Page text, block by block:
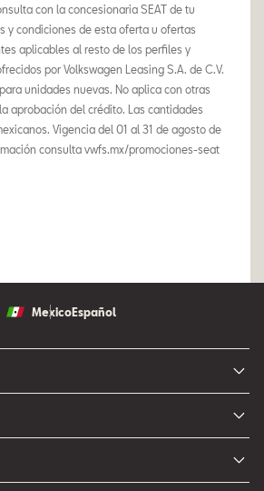
con la concesionaria SEAT de tu
y condiciones de esta oferta u ofertas
aplicables al resto de los perfiles y
por Volkswagen Leasing S.A. de C.V.
unidades nuevas. No aplica con otras
aprobación del crédito. Las cantidades
Vigencia del 01 al 31 de agosto de
consulta vwfs.mx/promociones-seat
MexicoEspañol